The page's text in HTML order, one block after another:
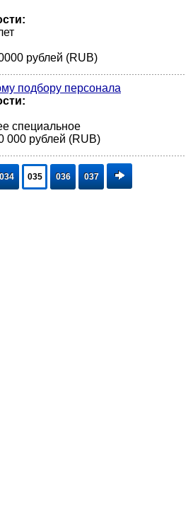
рублей (RUB)
подбору персонала
специальное
000 рублей (RUB)
035 036 037